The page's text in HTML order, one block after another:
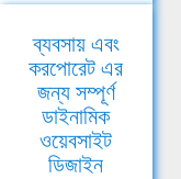
ব্যবসায় এবং
করপোরেট এর
জন্য সম্পূর্ণ
ডাইনামিক
ওয়েবসাইট
ডিজাইন